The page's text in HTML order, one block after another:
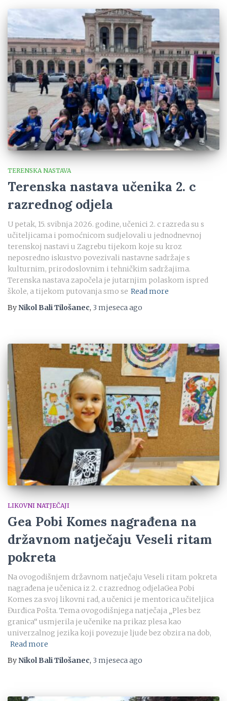
TERENSKA NASTAVA
Terenska nastava učenika 2. c
razrednog odjela
U petak, 15. svibnja 2026. godine, učenici 2. c razreda su s
učiteljicama i pomoćnicom sudjelovali u jednodnevnoj
terenskoj nastavi u Zagrebu tijekom koje su kroz
neposredno iskustvo povezivali nastavne sadržaje s
kulturnim, prirodoslovnim i tehničkim sadržajima.
Terenska nastava započela je jutarnjim polaskom ispred
škole, a tijekom putovanja smo se Read more
ByNikol Bali Tilošanec, 3 mjesecaago
LIKOVNI NATJEČAJI
Gea Pobi Komes nagrađena na
državnom natječaju Veseli ritam
pokreta
Na ovogodišnjem državnom natječaju Veseli ritam pokreta
nagrađena je učenica iz 2. c razrednog odjelaGea Pobi
Komes za svoj likovni rad, a učenici je mentorica učiteljica
Đurđica Pošta. Tema ovogodišnjega natječaja „Ples bez
granica“ usmjerila je učenike na prikaz plesa kao
univerzalnog jezika koji povezuje ljude bez obzira na dob,
Read more
ByNikol Bali Tilošanec, 3 mjeseca ago